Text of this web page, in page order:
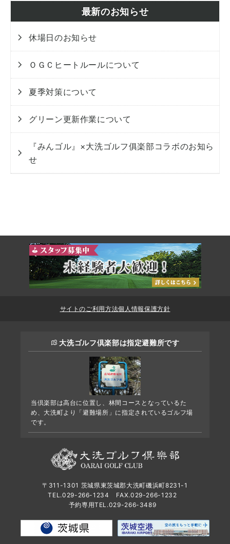
最新のお知らせ
休場日のお知らせ
ＯＧＣヒートルールについて
夏季対策について
グリーン更新作業について
『みんゴル』×大洗ゴルフ俱楽部コラボのお知ら
せ
サイトのご利用方法個人情報保護方針
大洗ゴルフ倶楽部は指定避難所です
当倶楽部は高台に位置し、林間コースとなっているた
め、大洗町より「避難場所」に指定されているゴルフ場
です。
〒311-1301 茨城県東茨城郡大洗町磯浜町8231-1
TEL.029-266-1234
FAX.029-266-1232
予約専用TEL.029-266-3489